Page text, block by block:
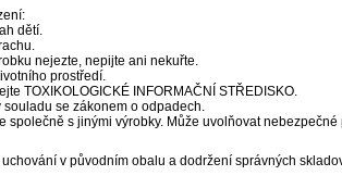
dětí.
nejezte, nepijte ani nekuřte.
prostředí.
TOXIKOLOGICKÉ INFORMAČNÍ STŘEDISKO.
souladu se zákonem o odpadech.
společně s jinými výrobky. Může uvolňovat nebezpečné
v původním obalu a dodržení správných